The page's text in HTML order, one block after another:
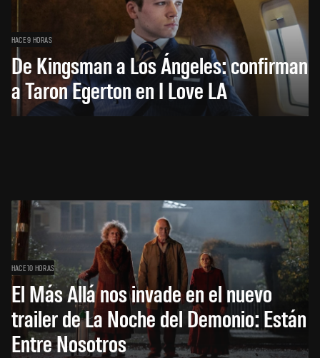
HACE 9 HORAS
De Kingsman a Los Ángeles: confirman
a Taron Egerton en I Love LA
HACE 10 HORAS
El Más Allá nos invade en el nuevo
trailer de La Noche del Demonio: Están
Entre Nosotros